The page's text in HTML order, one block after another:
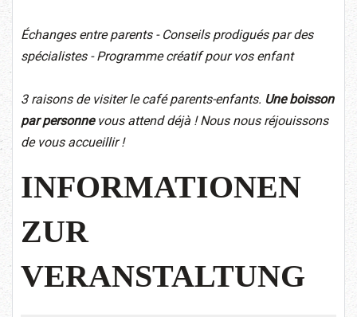
Échanges entre parents - Conseils prodigués par des
spécialistes - Programme créatif pour vos enfant
3 raisons de visiter le café parents-enfants. Une boisson
par personne vous attend déjà ! Nous nous réjouissons
de vous accueillir !
INFORMATIONEN
ZUR
VERANSTALTUNG